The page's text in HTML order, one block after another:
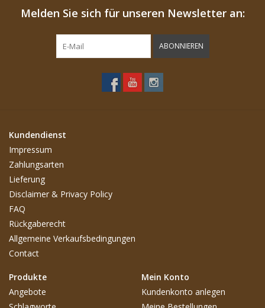
Melden Sie sich für unseren Newsletter an:
ABONNIEREN
Kundendienst
Impressum
Zahlungsarten
Lieferung
Disclaimer & Privacy Policy
FAQ
Rückgaberecht
Allgemeine Verkaufsbedingungen
Contact
Produkte
Angebote
Mein Konto
Kundenkonto anlegen